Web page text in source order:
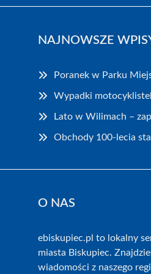
NAJNOWSZE
Poranek w Parku
Wypadki
Lato w Wilimach –
Obchody 100-lecia
O NAS
ebiskupiec.pl to lokalny
miasta Biskupiec.
wiadomości z naszego